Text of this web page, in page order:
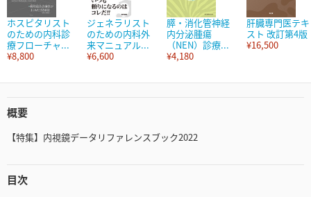
ホスピタリスト
のための内科診
療フローチャ...
¥8,800
ジェネラリスト
のための内科外
来マニュアル...
¥6,600
膵・消化管神経
内分泌腫瘍
（NEN）診療...
¥4,180
肝臓専門医テキ
スト 改訂第4版
¥16,500
概要
【特集】内視鏡データリファレンスブック2022
目次